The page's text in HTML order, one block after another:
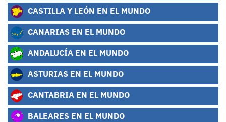
CASTILLA Y LEÓN EN EL MUNDO
CANARIAS EN EL MUNDO
ANDALUCÍA EN EL MUNDO
ASTURIAS EN EL MUNDO
CANTABRIA EN EL MUNDO
BALEARES EN EL MUNDO